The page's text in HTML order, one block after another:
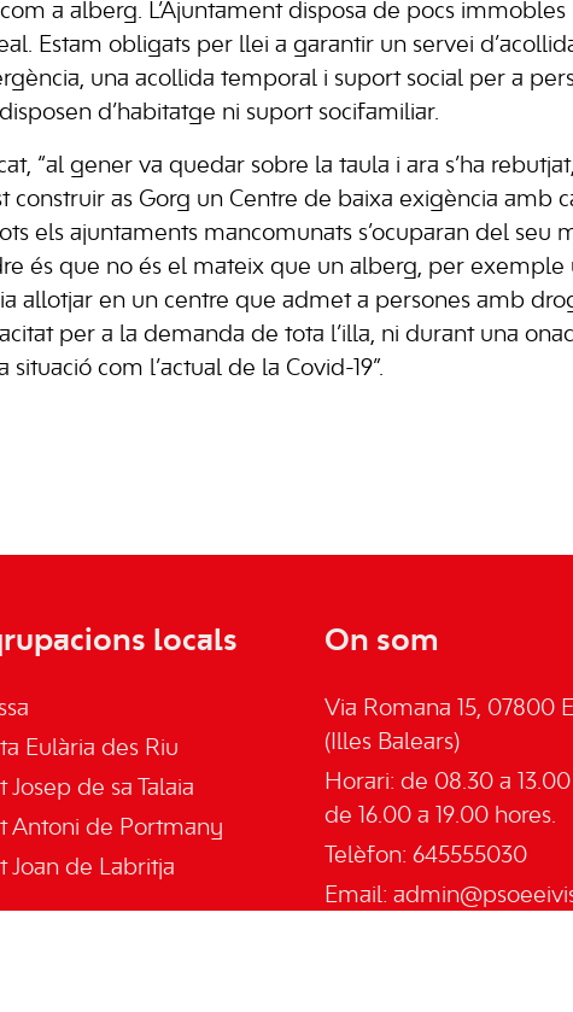
a alberg. L’Ajuntament disposa de pocs immobles
Estam obligats per llei a garantir un servei
una acollida temporal i suport social per a
d’habitatge ni suport socifamiliar.
“al gener va quedar sobre la taula i ara s’ha
construir as Gorg un Centre de baixa exigència amb
els ajuntaments mancomunats s’ocuparan del seu
és que no és el mateix que un alberg, per exemple
allotjar en un centre que admet a persones amb
per a la demanda de tota l’illa, ni durant una
situació com l’actual de la Covid-19”.
locals
Eulària des Riu
Josep de sa Talaia
Antoni de Portmany
Joan de Labritja
On som
Via Romana 15, 07800
(Illes Balears)
Horari: de 08.30 a
de 16.00 a 19.00 hores.
Telèfon: 645555030
Email: